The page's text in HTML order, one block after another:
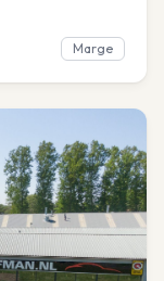
Marge